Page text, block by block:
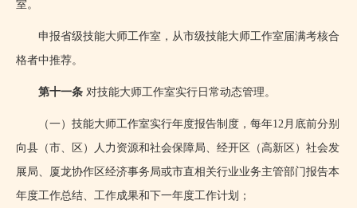
室。
申报省级技能大师工作室，从市级技能大师工作室届满考核合
格者中推荐。
第十一条 对技能大师工作室实行日常动态管理。
（一）技能大师工作室实行年度报告制度，每年12 月底前分别
向县（市、区）人力资源和社会保障局、经开区（高新区）社会发
展局、厦龙协作区经济事务局或市直相关行业业务主管部门报告本
年度工作总结、工作成果和下一年度工作计划；